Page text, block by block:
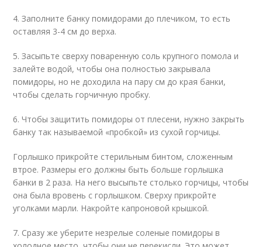
4. Заполните банку помидорами до плечиком, то есть
оставляя 3-4 см до верха.
5. Засыпьте сверху поваренную соль крупного помола и
залейте водой, чтобы она полностью закрывала
помидоры, но не доходила на пару см до края банки,
чтобы сделать горчичную пробку.
6. Чтобы защитить помидоры от плесени, нужно закрыть
банку так называемой «пробкой» из сухой горчицы.
Горлышко прикройте стерильным бинтом, сложенным
втрое. Размеры его должны быть больше горлышка
банки в 2 раза. На него высыпьте столько горчицы, чтобы
она была вровень с горлышком. Сверху прикройте
уголками марли. Накройте капроновой крышкой.
7. Сразу же уберите незрелые соленые помидоры в